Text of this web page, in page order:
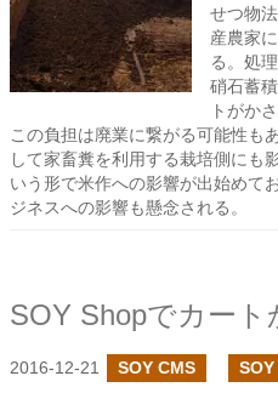
せつ物
産農家
る。処
硝石蓄
トがか
この負担は廃業に繋がる可能性も
して家畜糞を利用する栽培側にも
いう形で米作への影響が出始めて
ジネスへの影響も懸念される。
2016-12-21 SOY CMS